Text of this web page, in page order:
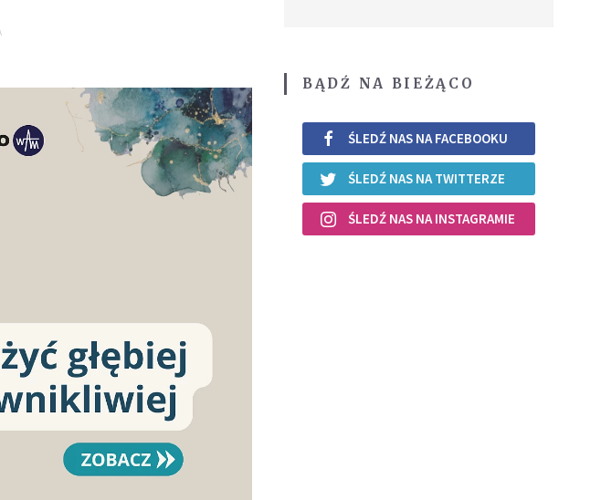
BĄDŹ NA BIEŻĄCO
ŚLEDŹ NAS NA FACEBOOKU
ŚLEDŹ NAS NA TWITTERZE
ŚLEDŹ NAS NA INSTAGRAMIE